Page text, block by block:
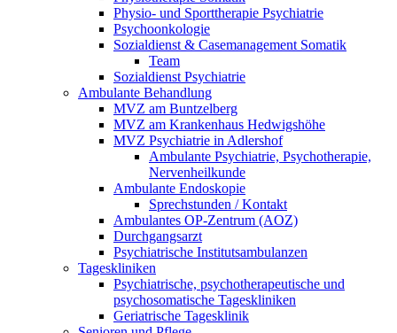
Physio- und Sporttherapie Psychiatrie
Psychoonkologie
Sozialdienst & Casemanagement Somatik
Team
Sozialdienst Psychiatrie
Ambulante Behandlung
MVZ am Buntzelberg
MVZ am Krankenhaus Hedwigshöhe
MVZ Psychiatrie in Adlershof
Ambulante Psychiatrie, Psychotherapie,
Nervenheilkunde
Ambulante Endoskopie
Sprechstunden / Kontakt
Ambulantes OP-Zentrum (AOZ)
Durchgangsarzt
Psychiatrische Institutsambulanzen
Tageskliniken
Psychiatrische, psychotherapeutische und
psychosomatische Tageskliniken
Geriatrische Tagesklinik